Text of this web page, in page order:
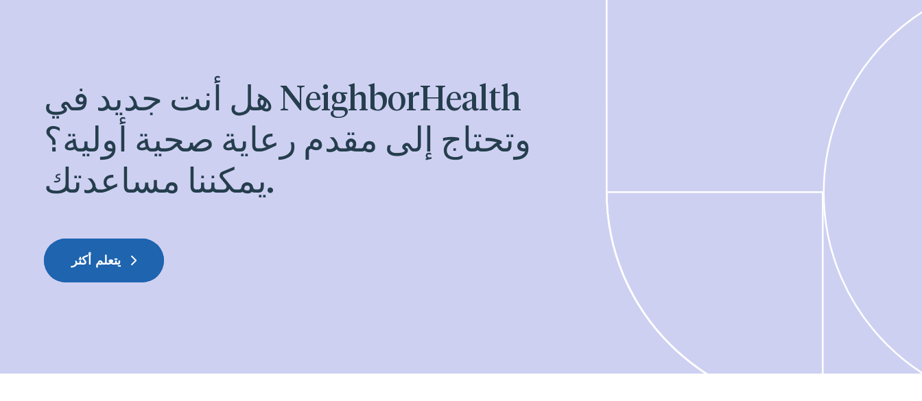
هل أنت جديد في NeighborHealth
وتحتاج إلى مقدم رعاية صحية أولية؟
يمكننا مساعدتك.